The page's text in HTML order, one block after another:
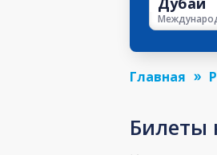
Главная
Билеты